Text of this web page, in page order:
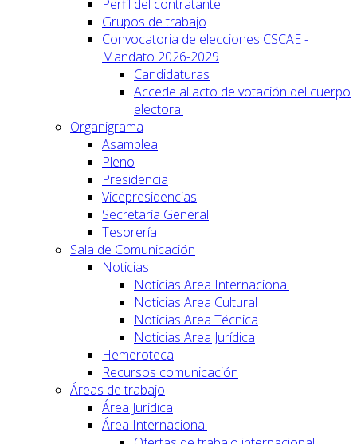
Perfil del contratante
Grupos de trabajo
Convocatoria de elecciones CSCAE -
Mandato 2026-2029
Candidaturas
Accede al acto de votación del cuerpo
electoral
Organigrama
Asamblea
Pleno
Presidencia
Vicepresidencias
Secretaría General
Tesorería
Sala de Comunicación
Noticias
Noticias Area Internacional
Noticias Area Cultural
Noticias Area Técnica
Noticias Area Jurídica
Hemeroteca
Recursos comunicación
Áreas de trabajo
Área Jurídica
Área Internacional